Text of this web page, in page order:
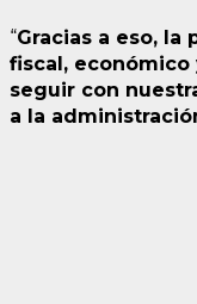
“Gracias a eso,
fiscal,
seguir con
a la